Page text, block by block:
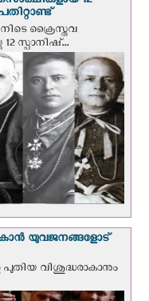
ക്രൈസ്തവ
സ്പാനിഷ്...
യുവജനങ്ങളോട്
പുതിയ വിശുദ്ധരാകാനും